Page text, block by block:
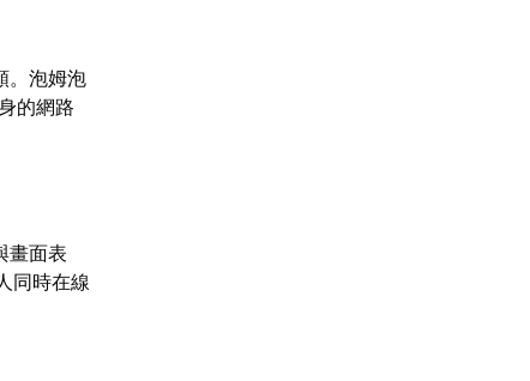
。泡姆泡
的網路
畫面表
同時在線